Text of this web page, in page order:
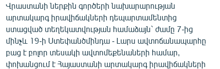
«Ազատության» բոլոր կայքերը
Վրաստանի ներքին գործերի նախարարության
արտակարգ իրավիճակների դեպարտամենտից
ստացված տեղեկատվության համաձայն` ժամը 7-ից
մինչև 19-ի Ստեփանծմինդա - Լարս ավտոճանապարհը
բաց է բոլոր տեսակի ավտոմեքենաների համար,
փոխանցում է Հայաստանի արտակարգ իրավիճակների